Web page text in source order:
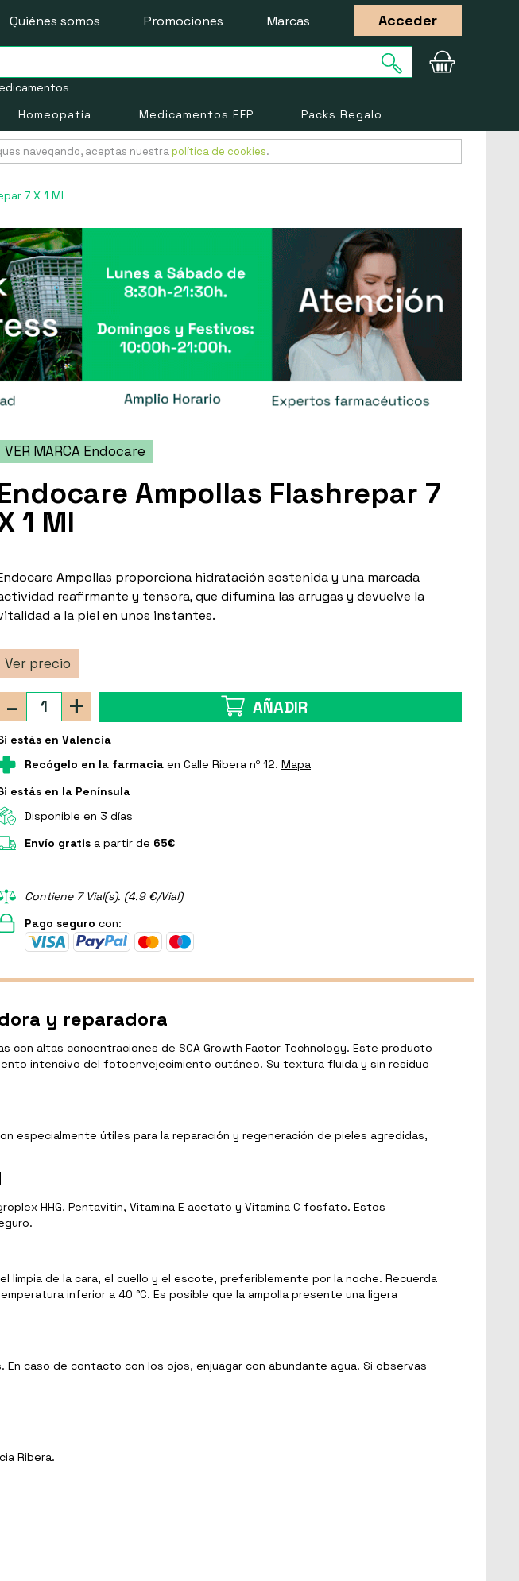
Quiénes somos Promociones Marcas Acceder
Homeopatía Medicamentos EFP Packs Regalo
navegando, aceptas nuestra política de cookies.
7 X 1 Ml
VER MARCA Endocare
Ampollas Flashrepar 7
1 Ml
Ampollas proporciona hidratación sostenida y una marcada
reafirmante y tensora, que difumina las arrugas y devuelve la
a la piel en unos instantes.
Ver precio
+
- AÑADIR
estás en Valencia
Recógelo en la farmacia en Calle Ribera nº 12. Mapa
estás en la Península
Disponible en 3 días
Envío gratis a partir de 65€
Contiene 7 Vial(s). (4.9 €/Vial)
Pago seguro con:
y reparadora
con altas concentraciones de SCA Growth Factor Technology. Este producto
intensivo del fotoenvejecimiento cutáneo. Su textura fluida y sin residuo
especialmente útiles para la reparación y regeneración de pieles agredidas,
HHG, Pentavitin, Vitamina E acetato y Vitamina C fosfato. Estos
limpia de la cara, el cuello y el escote, preferiblemente por la noche. Recuerda
inferior a 40 °C. Es posible que la ampolla presente una ligera
caso de contacto con los ojos, enjuagar con abundante agua. Si observas
Ribera.